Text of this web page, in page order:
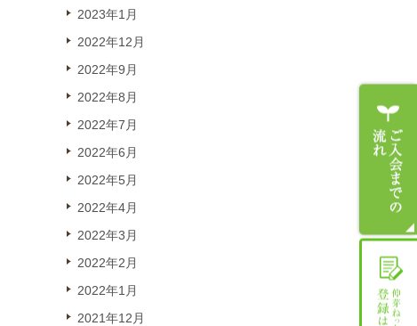
2023年1月
2022年12月
2022年9月
2022年8月
2022年7月
2022年6月
2022年5月
2022年4月
2022年3月
2022年2月
2022年1月
2021年12月